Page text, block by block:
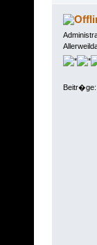
Beitr�ge: